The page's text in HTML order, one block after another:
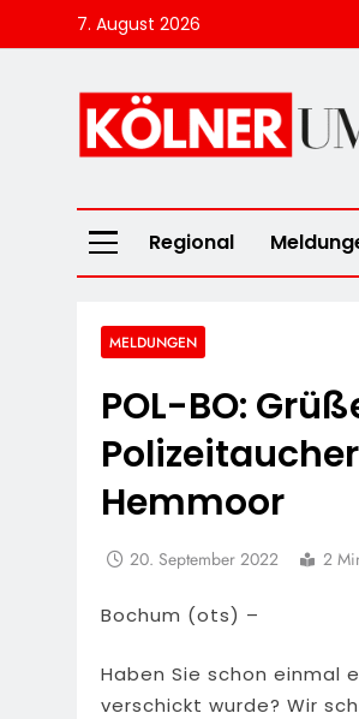
to
7. August 2026
Kölner
Regional
MELDUNGEN
POL-BO:
Hemmoor
20. September 2022 2
Bochum (ots) –
Haben Sie schon einmal
verschickt wurde? Wir